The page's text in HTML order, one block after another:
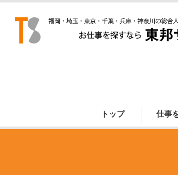
トップ 仕事